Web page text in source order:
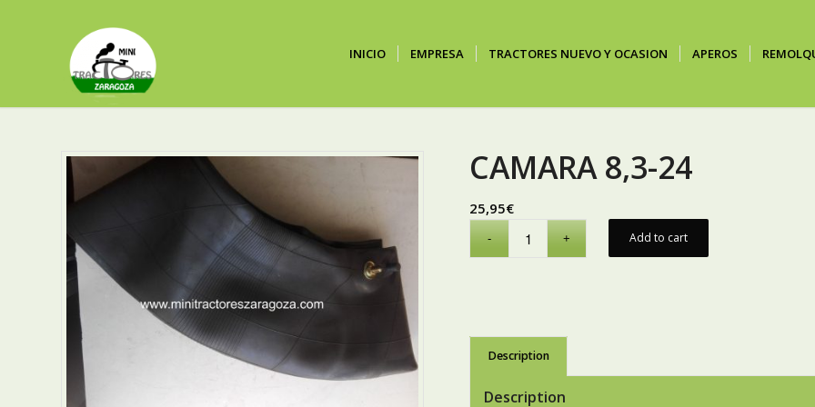
INICIO EMPRESA TRACTORES NUEVO Y OCASION APEROS
CAMARA 8,3-24
25,95€
Add to cart
Description
Description